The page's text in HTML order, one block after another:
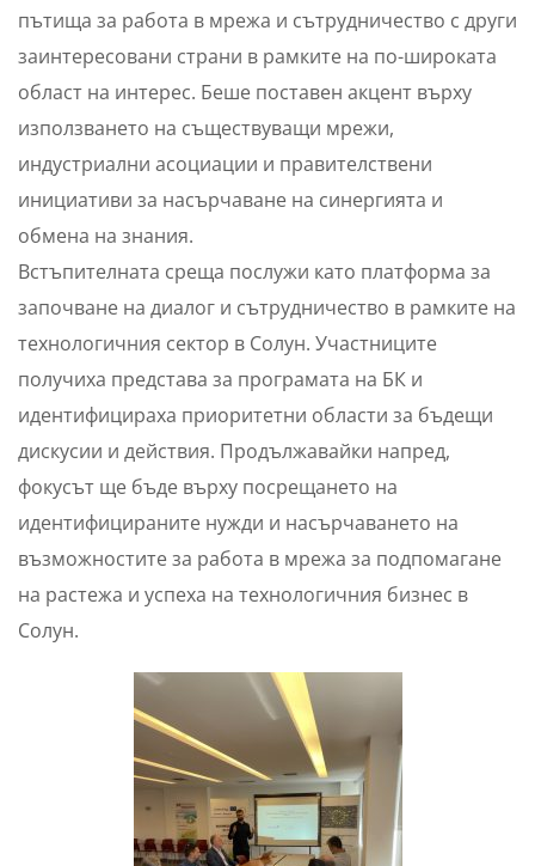
пътища за работа в мрежа и сътрудничество с други
заинтересовани страни в рамките на по-широката
област на интерес. Беше поставен акцент върху
използването на съществуващи мрежи,
индустриални асоциации и правителствени
инициативи за насърчаване на синергията и
обмена на знания.
Встъпителната среща послужи като платформа за
започване на диалог и сътрудничество в рамките на
технологичния сектор в Солун. Участниците
получиха представа за програмата на БК и
идентифицираха приоритетни области за бъдещи
дискусии и действия. Продължавайки напред,
фокусът ще бъде върху посрещането на
идентифицираните нужди и насърчаването на
възможностите за работа в мрежа за подпомагане
на растежа и успеха на технологичния бизнес в
Солун.